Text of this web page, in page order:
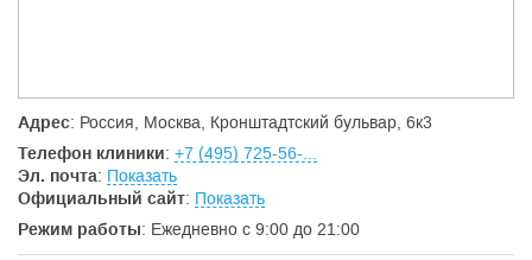
Адрес: Россия, Москва, Кронштадтский бульвар, 6к3
Телефон клиники: +7 (495) 725-56-...
Эл. почта: Показать
Официальный сайт: Показать
Режим работы: Ежедневно с 9:00 до 21:00